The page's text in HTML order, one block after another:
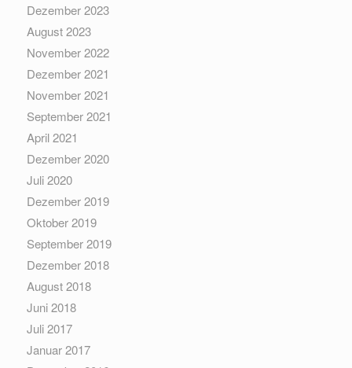
Dezember 2023
August 2023
November 2022
Dezember 2021
November 2021
September 2021
April 2021
Dezember 2020
Juli 2020
Dezember 2019
Oktober 2019
September 2019
Dezember 2018
August 2018
Juni 2018
Juli 2017
Januar 2017